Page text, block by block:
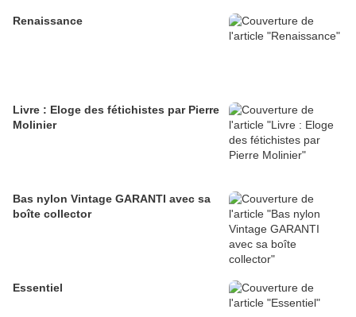
Renaissance
Livre : Eloge des fétichistes par Pierre
Molinier
Bas nylon Vintage GARANTI avec sa
boîte collector
Essentiel